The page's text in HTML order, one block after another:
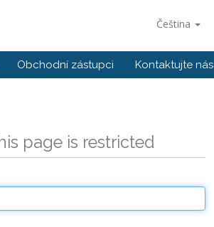
Čeština
Obchodní zástupci Kontaktujte nás
page is restricted